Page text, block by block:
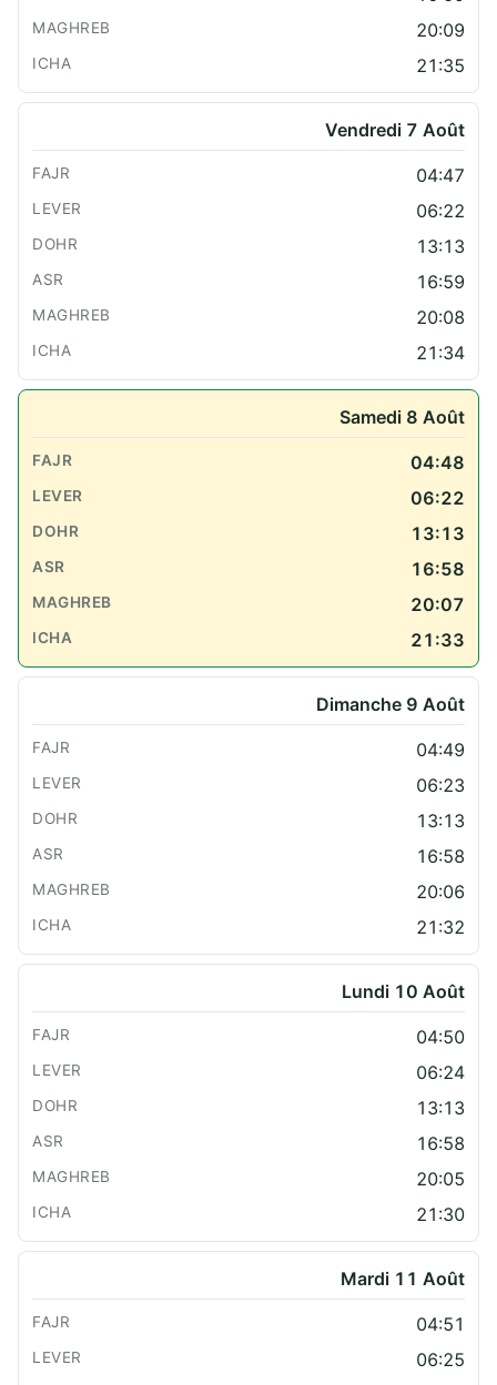
20:09
21:35
Vendredi 7 Août
04:47
06:22
13:13
16:59
20:08
21:34
Samedi 8 Août
04:48
06:22
13:13
16:58
20:07
21:33
Dimanche 9 Août
04:49
06:23
13:13
16:58
20:06
21:32
Lundi 10 Août
04:50
06:24
13:13
16:58
20:05
21:30
Mardi 11 Août
04:51
06:25